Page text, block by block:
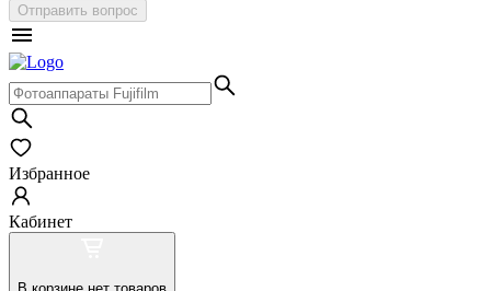
Отправить вопрос
Избранное
Кабинет